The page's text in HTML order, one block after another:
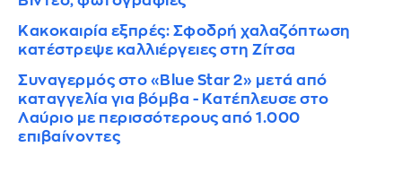
Κακοκαιρία εξπρές: Σφοδρή χαλαζόπτωση
κατέστρεψε καλλιέργειες στη Ζίτσα
Συναγερμός στο «Blue Star 2» μετά από
καταγγελία για βόμβα - Κατέπλευσε στο
Λαύριο με περισσότερους από 1.000
επιβαίνοντες